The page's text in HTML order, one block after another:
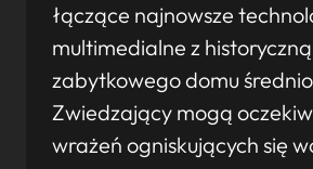
łączące najnowsze
multimedialne z
zabytkowego domu
Zwiedzający mogą
wrażeń ogniskujących się